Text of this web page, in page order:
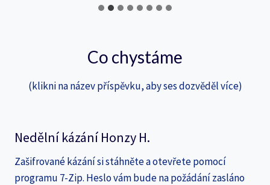
Co chystáme
(klikni na název příspěvku, aby ses dozvěděl více)
Nedělní kázání Honzy H.
Zašifrované kázání si stáhněte a otevřete pomocí
programu 7-Zip. Heslo vám bude na požádání zasláno